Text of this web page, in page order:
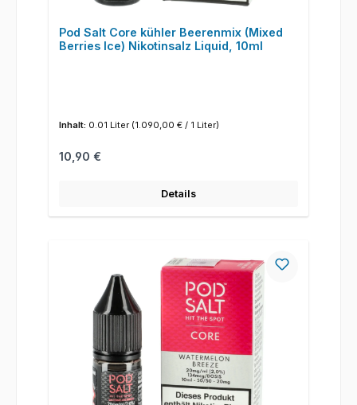
Pod Salt Core kühler Beerenmix (Mixed
Berries Ice) Nikotinsalz Liquid, 10ml
Inhalt: 0.01 Liter (1.090,00 € / 1 Liter)
Regulärer Preis:
10,90 €
Details